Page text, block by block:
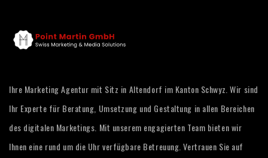
Ihre Marketing Agentur mit Sitz in Altendorf im Kanton Schwyz. Wir sind
Ihr Experte für Beratung, Umsetzung und Gestaltung in allen Bereichen
des digitalen Marketings. Mit unserem engagierten Team bieten wir
Ihnen eine rund um die Uhr verfügbare Betreuung. Vertrauen Sie auf